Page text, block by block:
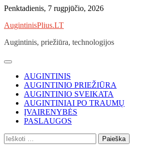
Skip
content
Penktadienis, 7 rugpjūčio, 2026
AugintinisPlius.LT
Augintinis, priežiūra, technologijos
AUGINTINIS
AUGINTINIO PRIEŽIŪRA
AUGINTINIO SVEIKATA
AUGINTINIAI PO TRAUMŲ
ĮVAIRENYBĖS
PASLAUGOS
Ieškoti: